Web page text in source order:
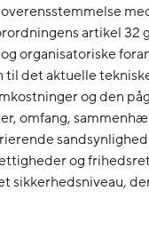
artikel 32
organisatoriske
til det aktuelle
og den
omfang,
og
sikkerhedsniveau,